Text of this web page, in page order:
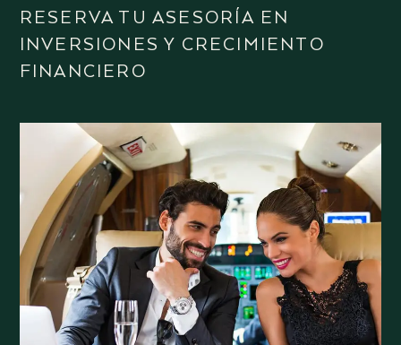
RESERVA TU ASESORÍA EN
INVERSIONES Y CRECIMIENTO
FINANCIERO